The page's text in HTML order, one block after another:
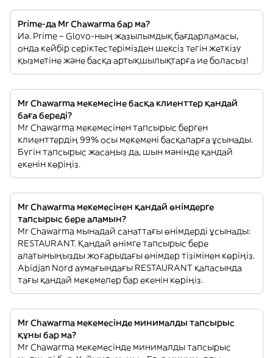
Prime-да Mr Chawarma бар ма?
Иә. Prime – Glovo-ның жазылымдық бағдарламасы,
онда кейбір серіктестерімізден шексіз тегін жеткізу
қызметіне және басқа артықшылықтарға ие боласыз!
Mr Chawarma мекемесіне басқа клиенттер қандай
баға береді?
Mr Chawarma мекемесінен тапсырыс берген
клиенттердің 99% осы мекемені басқаларға ұсынады.
Бүгін тапсырыс жасаңыз да, шын мәнінде қандай
екенін көріңіз.
Mr Chawarma мекемесінен қандай өнімдерге
тапсырыс бере аламын?
Mr Chawarma мынадай санаттағы өнімдерді ұсынады:
RESTAURANT. Қандай өнімге тапсырыс бере
алатыныңызды жоғарыдағы өнімдер тізімінен көріңіз.
Abidjan Nord аумағындағы RESTAURANT қаласында
тағы қандай мекемелер бар екенін көріңіз.
Mr Chawarma мекемесінде минималды тапсырыс
құны бар ма?
Mr Chawarma мекемесінде минималды тапсырыс